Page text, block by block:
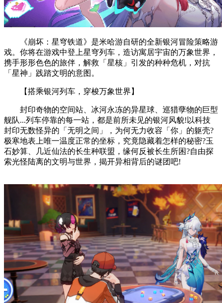
《崩坏：星穹铁道》是米哈游自研的全新银河冒险策略游
戏。你将在游戏中登上星穹列车，造访寓居宇宙的万象世界，
携手形形色色的旅伴，解救「星核」引发的种种危机，对抗
「星神」践踏文明的意图。
【搭乘银河列车，穿梭万象世界】
封印奇物的空间站、冰河永冻的异星球、巡猎孽物的巨型
舰队...列车停靠的每一站，都是前所未见的银河风貌!以科技
封印无数怪异的「无明之间」，为何无力收容「你」的躯壳?
极寒地表上唯一温度正常的坐标，究竟隐藏着怎样的秘密?玉
石妙算、几近仙法的长生种联盟，缘何反被长生所困?自由探
索光怪陆离的文明与世界，揭开异相背后的谜团吧!